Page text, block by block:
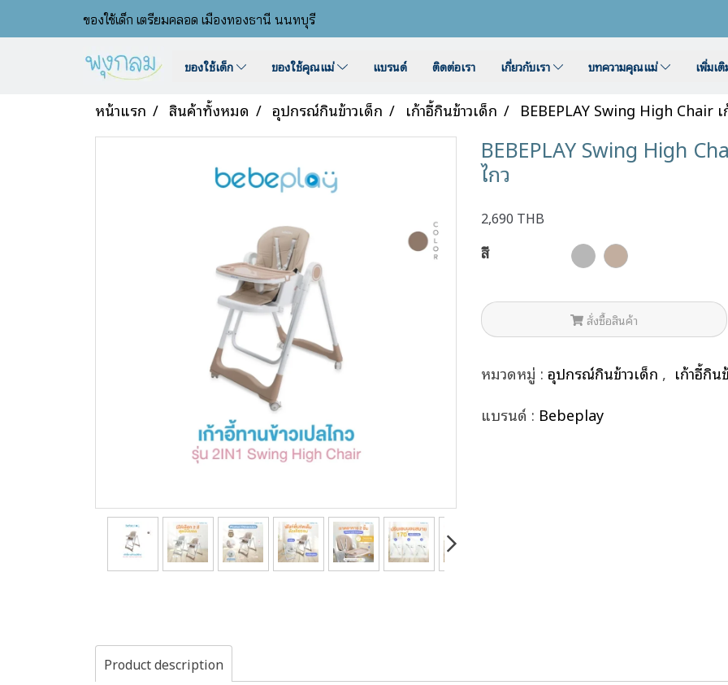
ของใช้เด็ก เตรียมคลอด เมืองทองธานี นนทบุรี
ของใช้เด็ก ของใช้คุณแม่ แบรนด์ ติดต่อเรา เกี่ยวกับเรา บทความคุณแม่ เพิ่มเ
หน้าแรก สินค้าทั้งหมด อุปกรณ์กินข้าวเด็ก เก้าอี้กินข้าวเด็ก BEBEPLAY Swing High Chair
BEBEPLAY Swing High
ไกว
2,690 THB
สี
สั่งซื้อสินค้า
หมวดหมู่ : อุปกรณ์กินข้าวเด็ก , เก้าอี้กิน
แบรนด์ : Bebeplay
Product description